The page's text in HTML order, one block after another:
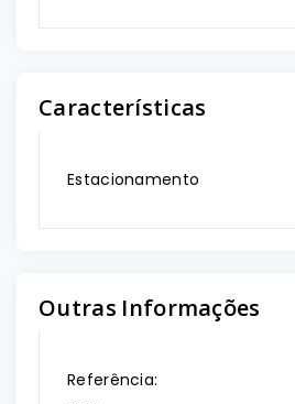
Características
Estacionamento
Outras Informações
Referência: